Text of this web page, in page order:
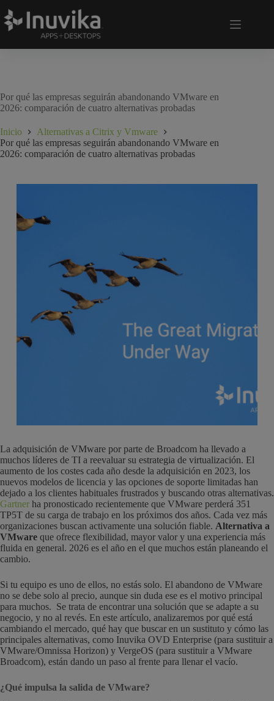
Por qué las empresas seguirán abandonando VMware en
2026: comparación de cuatro alternativas probadas
Inicio
Alternativas a Citrix y Vmware
Por qué las empresas seguirán abandonando VMware en
2026: comparación de cuatro alternativas probadas
La adquisición de VMware por parte de Broadcom ha llevado a
muchos líderes de TI a reevaluar su estrategia de virtualización. El
aumento de los costes cada año desde la adquisición en 2023, los
nuevos modelos de licencia y las opciones de soporte limitadas han
dejado a los clientes habituales frustrados y buscando otras alternativas.
Gartner ha pronosticado recientemente que VMware perderá 351
TP5T de su carga de trabajo en los próximos dos años. Cada vez más
organizaciones buscan activamente una solución fiable. Alternativa a
VMware que ofrece flexibilidad, mayor valor y una experiencia más
fluida en general. 2026 es el año en el que muchos están planeando el
cambio.
Si tu equipo es uno de ellos, no estás solo. El abandono de VMware
no se debe solo al precio, aunque sin duda ese es el motivo principal
para muchos. Se trata de encontrar una solución que se adapte a su
negocio, y no al revés. En este artículo, analizaremos por qué está
cambiando el mercado, qué hay que buscar en un sustituto y cómo las
principales alternativas, como Inuvika OVD Enterprise (para sustituir a
VMware/Omnissa Horizon) y VergeOS (para sustituir a VMware
Broadcom), están dando un paso al frente para llenar el vacío.
¿Qué impulsa la salida de VMware?